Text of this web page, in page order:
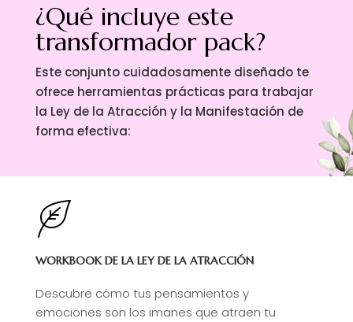
¿Qué incluye este
transformador pack?
Este conjunto cuidadosamente diseñado te
ofrece herramientas prácticas para trabajar
la Ley de la Atracción y la Manifestación de
forma efectiva:
WORKBOOK DE LA LEY DE LA ATRACCIÓN
Descubre cómo tus pensamientos y
emociones son los imanes que atraen tu